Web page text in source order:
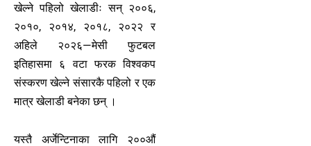
खेल्ने पहिलो खेलाडीः सन् २००६,
२०१०, २०१४, २०१८, २०२२ र
अहिले २०२६—मेसी फुटबल
इतिहासमा ६ वटा फरक विश्वकप
संस्करण खेल्ने संसारकै पहिलो र एक
मात्र खेलाडी बनेका छन् ।
यस्तै अर्जेन्टिनाका लागि २००औं